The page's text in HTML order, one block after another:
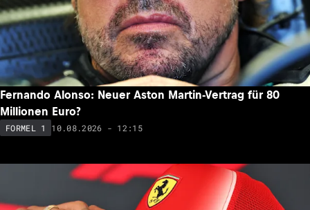
Fernando Alonso: Neuer Aston Martin-Vertrag für 80
Millionen Euro?
FORMEL 1 10.08.2026 - 12:15